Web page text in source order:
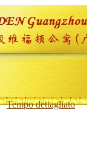
Tempo dettagliato